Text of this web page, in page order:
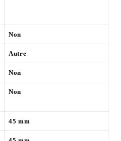
Non
Autre
Non
Non
45 mm